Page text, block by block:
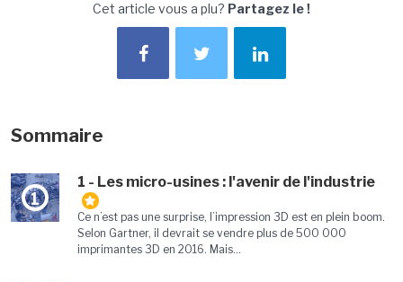
Cet article vous a plu? Partagez le !
Sommaire
1
1 - Les micro-usines : l'avenir de l'industrie
Ce n’est pas une surprise, l’impression 3D est en plein boom.
Selon Gartner, il devrait se vendre plus de 500 000
imprimantes 3D en 2016. Mais...